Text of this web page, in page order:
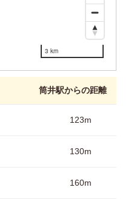
3 km
筒井駅からの距離
123m
130m
160m